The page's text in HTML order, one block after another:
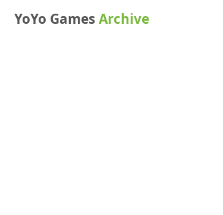
YoYo GamesArchive